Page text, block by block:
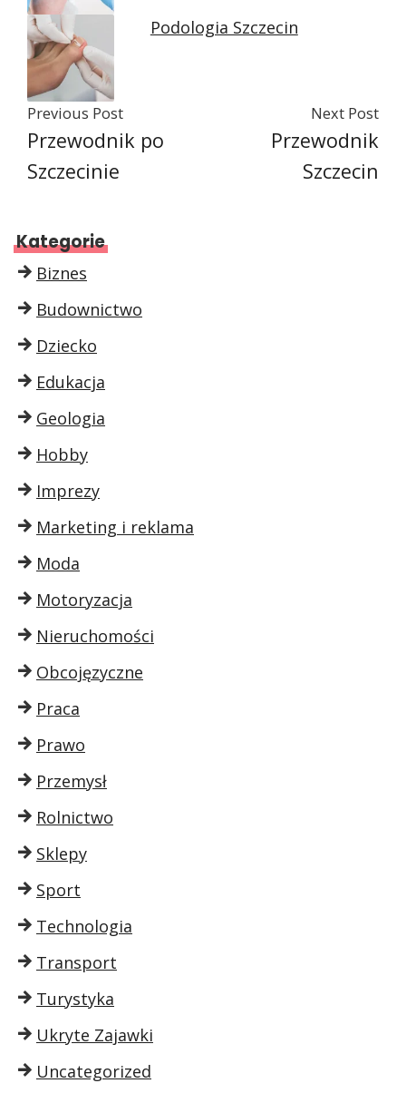
Podologia Szczecin
Previous Post
Przewodnik po
Szczecinie
Next Post
Przewodnik
Szczecin
Kategorie
Biznes
Budownictwo
Dziecko
Edukacja
Geologia
Hobby
Imprezy
Marketing i reklama
Moda
Motoryzacja
Nieruchomości
Obcojęzyczne
Praca
Prawo
Przemysł
Rolnictwo
Sklepy
Sport
Technologia
Transport
Turystyka
Ukryte Zajawki
Uncategorized